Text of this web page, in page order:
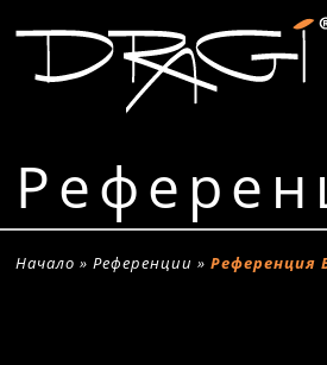
Начало »Референции »Референция